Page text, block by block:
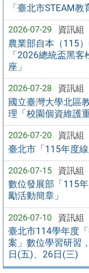
「臺北市STEAM
2026-07-29 資訊組
農業部自本（115
「2026總統盃黑
座」
2026-07-28 資訊組
國立臺灣大學北區
理「校園個資維護
2026-07-20 資訊組
臺北市「115年度
2026-07-15 資訊組
數位發展部「115
勵活動簡章」
2026-07-10 資訊組
臺北市114學年度
案」數位學習研習
日(五)、26日(三)